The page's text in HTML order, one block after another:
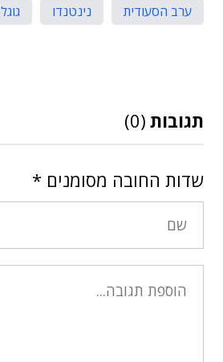
ערב הסעודית
נינטנדו גוגל
תגובות (0)
שדות החובה מסומנים *